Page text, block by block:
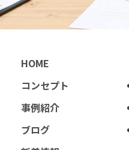
HOME
コンセプト
事例紹介
ブログ